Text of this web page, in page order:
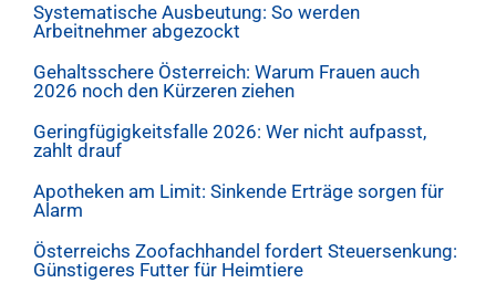
Systematische Ausbeutung: So werden
Arbeitnehmer abgezockt
Gehaltsschere Österreich: Warum Frauen auch
2026 noch den Kürzeren ziehen
Geringfügigkeitsfalle 2026: Wer nicht aufpasst,
zahlt drauf
Apotheken am Limit: Sinkende Erträge sorgen für
Alarm
Österreichs Zoofachhandel fordert Steuersenkung:
Günstigeres Futter für Heimtiere